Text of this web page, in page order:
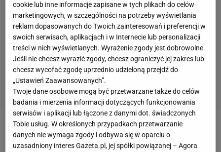
Zobacz wideo
cookie lub inne informacje zapisane w tych plikach do celów
marketingowych, w szczególności na potrzeby wyświetlania
reklam dopasowanych do Twoich zainteresowań i preferencji w
swoich serwisach, aplikacjach i w Internecie lub personalizacji
treści w nich wyświetlanych. Wyrażenie zgody jest dobrowolne.
Jeśli nie chcesz wyrazić zgody, chcesz ograniczyć jej zakres lub
chcesz wycofać zgodę uprzednio udzieloną przejdź do
„Ustawień Zaawansowanych”.
Twoje dane osobowe mogą być przetwarzane także do celów
badania i mierzenia informacji dotyczących funkcjonowania
serwisów i aplikacji lub łączone z danymi dot. świadczonych
Tobie usług. W określonych przypadkach przetwarzanie
danych nie wymaga zgody i odbywa się w oparciu o
uzasadniony interes Gazeta.pl, jej spółki powiązanej – Agora